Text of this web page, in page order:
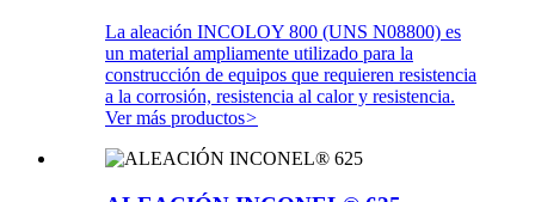
La aleación INCOLOY 800 (UNS N08800) es
un material ampliamente utilizado para la
construcción de equipos que requieren resistencia
a la corrosión, resistencia al calor y resistencia.
Ver más productos>